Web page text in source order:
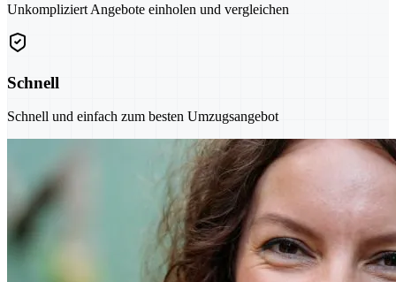
Unkompliziert Angebote einholen und vergleichen
Schnell
Schnell und einfach zum besten Umzugsangebot